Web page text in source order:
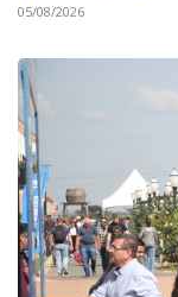
05/08/2026